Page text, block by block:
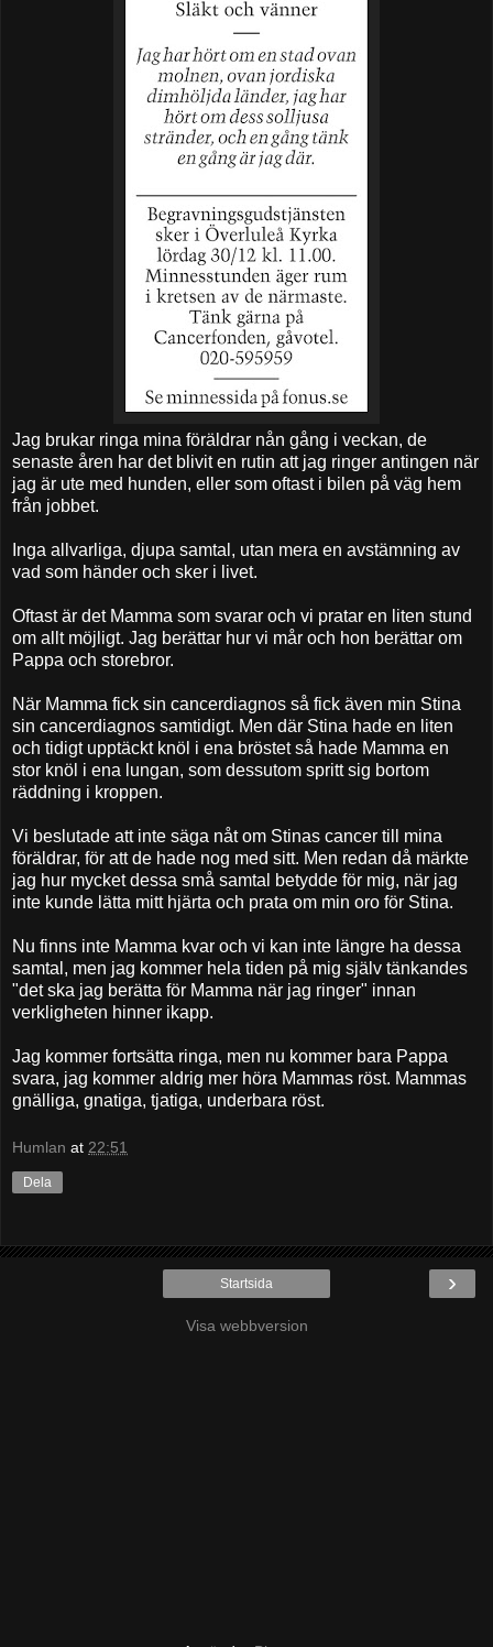
Jag brukar ringa mina föräldrar nån gång i veckan, de
senaste åren har det blivit en rutin att jag ringer antingen när
jag är ute med hunden, eller som oftast i bilen på väg hem
från jobbet.
Inga allvarliga, djupa samtal, utan mera en avstämning av
vad som händer och sker i livet.
Oftast är det Mamma som svarar och vi pratar en liten stund
om allt möjligt. Jag berättar hur vi mår och hon berättar om
Pappa och storebror.
När Mamma fick sin cancerdiagnos så fick även min Stina
sin cancerdiagnos samtidigt. Men där Stina hade en liten
och tidigt upptäckt knöl i ena bröstet så hade Mamma en
stor knöl i ena lungan, som dessutom spritt sig bortom
räddning i kroppen.
Vi beslutade att inte säga nåt om Stinas cancer till mina
föräldrar, för att de hade nog med sitt. Men redan då märkte
jag hur mycket dessa små samtal betydde för mig, när jag
inte kunde lätta mitt hjärta och prata om min oro för Stina.
Nu finns inte Mamma kvar och vi kan inte längre ha dessa
samtal, men jag kommer hela tiden på mig själv tänkandes
"det ska jag berätta för Mamma när jag ringer" innan
verkligheten hinner ikapp.
Jag kommer fortsätta ringa, men nu kommer bara Pappa
svara, jag kommer aldrig mer höra Mammas röst. Mammas
gnälliga, gnatiga, tjatiga, underbara röst.
Humlan at 22:51
Dela
›
Startsida
Visa webbversion